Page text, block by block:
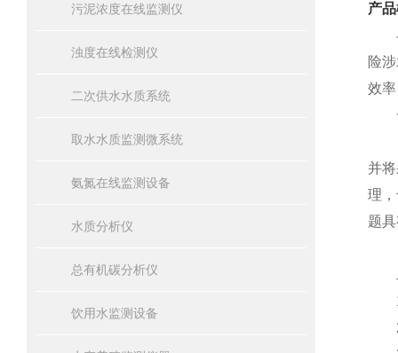
污泥浓度在线监测仪
浊度在线检测仪
二次供水水质系统
取水水质监测微系统
氨氮在线监测设备
水质分析仪
总有机碳分析仪
饮用水监测设备
产
与
险
效
并
理
题
1.
2.